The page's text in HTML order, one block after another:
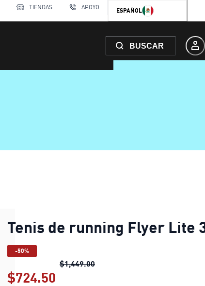
TIENDAS APOYO ESPAÑOL
BUSCAR
Tenis de running Flyer Lite
-50%
$1,449.00Tenis de running Flyer Lite 3
$724.50